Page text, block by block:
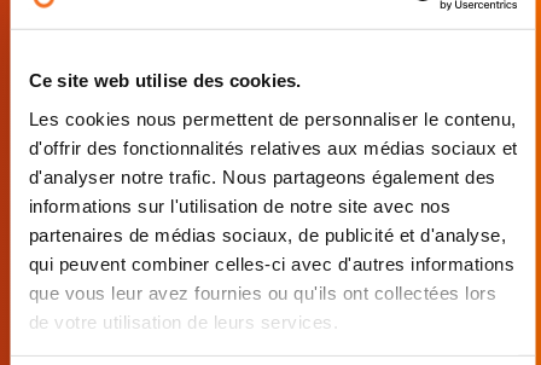
Ce site web utilise des cookies.
Les cookies nous permettent de personnaliser le contenu,
d'offrir des fonctionnalités relatives aux médias sociaux et
d'analyser notre trafic. Nous partageons également des
informations sur l'utilisation de notre site avec nos
partenaires de médias sociaux, de publicité et d'analyse,
qui peuvent combiner celles-ci avec d'autres informations
que vous leur avez fournies ou qu'ils ont collectées lors
de votre utilisation de leurs services.
Workshop : formation spécifique
(basse tension)
Avancé
Préparation à l'habilitation